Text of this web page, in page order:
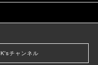
K'sチャンネル